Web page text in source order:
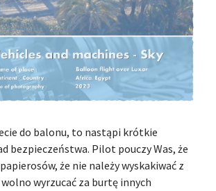
do balonu, to nastąpi krótkie
bezpieczeństwa. Pilot pouczy Was, że
że nie należy wyskakiwać z
wyrzucać za burtę innych